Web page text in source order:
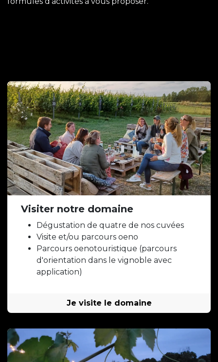
Visiter notre domaine
Dégustation de quatre de nos cuvées
Visite et/ou parcours oeno
Parcours oenotouristique (parcours
d'orientation dans le vignoble avec
application)
Je visite le domaine